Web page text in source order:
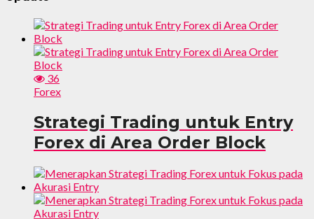
36
Forex
Strategi Trading untuk Entry
Forex di Area Order Block